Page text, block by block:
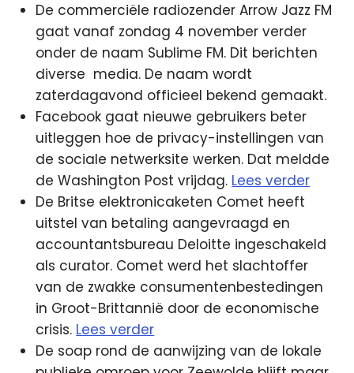
De commerciële radiozender Arrow Jazz FM
gaat vanaf zondag 4 november verder
onder de naam Sublime FM. Dit berichten
diverse media. De naam wordt
zaterdagavond officieel bekend gemaakt.
Facebook gaat nieuwe gebruikers beter
uitleggen hoe de privacy-instellingen van
de sociale netwerksite werken. Dat meldde
de Washington Post vrijdag. Lees verder
De Britse elektronicaketen Comet heeft
uitstel van betaling aangevraagd en
accountantsbureau Deloitte ingeschakeld
als curator. Comet werd het slachtoffer
van de zwakke consumentenbestedingen
in Groot-Brittannië door de economische
crisis. Lees verder
De soap rond de aanwijzing van de lokale